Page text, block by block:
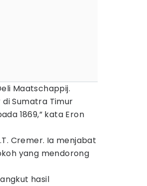
Maatschappij.
Sumatra Timur
1869,” kata Eron
Cremer. Ia menjabat
yang mendorong
hasil